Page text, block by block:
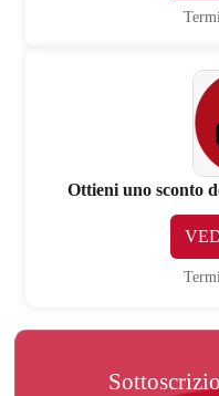
Ottieni uno sconto